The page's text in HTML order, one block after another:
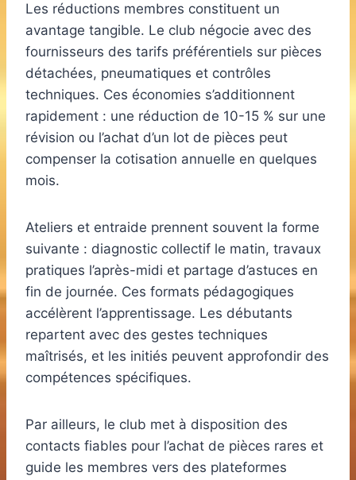
Les réductions membres constituent un
avantage tangible. Le club négocie avec des
fournisseurs des tarifs préférentiels sur pièces
détachées, pneumatiques et contrôles
techniques. Ces économies s’additionnent
rapidement : une réduction de 10-15 % sur une
révision ou l’achat d’un lot de pièces peut
compenser la cotisation annuelle en quelques
mois.
Ateliers et entraide prennent souvent la forme
suivante : diagnostic collectif le matin, travaux
pratiques l’après-midi et partage d’astuces en
fin de journée. Ces formats pédagogiques
accélèrent l’apprentissage. Les débutants
repartent avec des gestes techniques
maîtrisés, et les initiés peuvent approfondir des
compétences spécifiques.
Par ailleurs, le club met à disposition des
contacts fiables pour l’achat de pièces rares et
guide les membres vers des plateformes